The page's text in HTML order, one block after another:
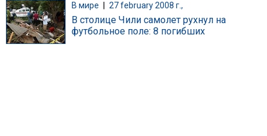
В мире 27 february 2008 г.,
В столице Чили самолет рухнул на
футбольное поле: 8 погибших